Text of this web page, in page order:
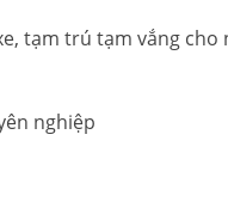
tạm trú tạm vắng cho
nghiệp